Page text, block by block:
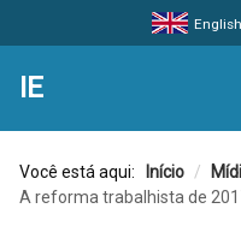
English
IE
Você está aqui: Início /
A reforma trabalhista de